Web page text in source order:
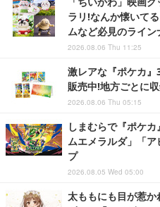
ラリ!なんか懐いて
ムなど必見のライン
2026.08.06 Thu 11:25
激レアな『ポケカ
販売中!地方ごとに
2026.08.06 Thu 05:15
しまむらで『ポケ
ムエメラルダ」「
プ
2026.08.05 Wed 05:00
太ももにも目が惹